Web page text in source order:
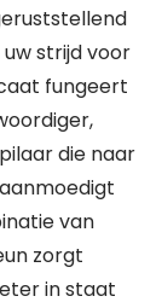
strijd voor
fungeert
die naar
van
zorgt
in staat